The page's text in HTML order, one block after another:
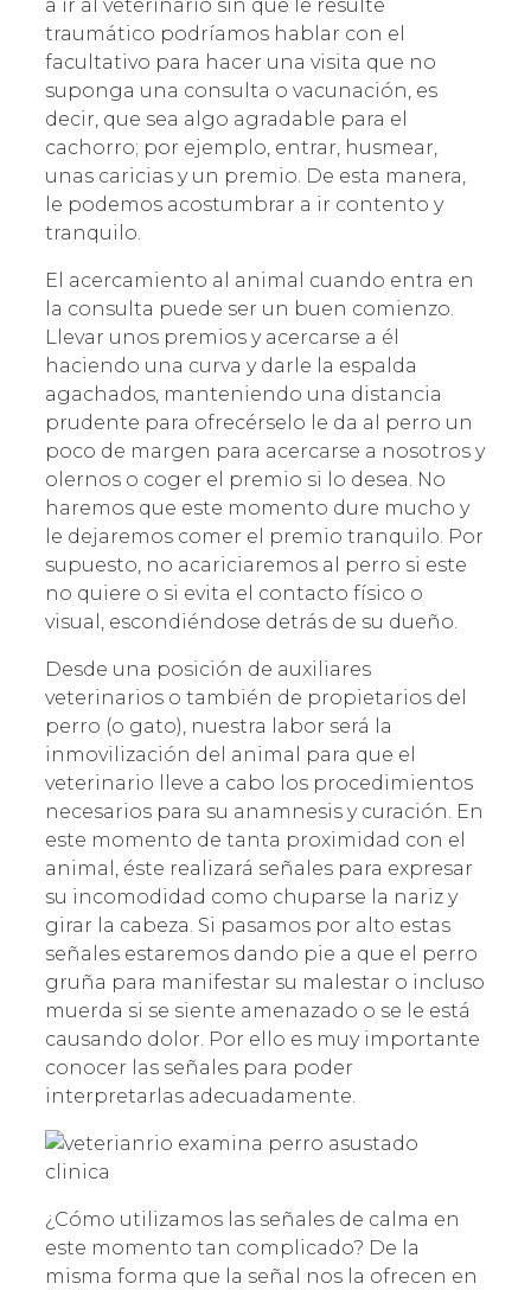
a ir al veterinario sin que le resulte
traumático podríamos hablar con el
facultativo para hacer una visita que no
suponga una consulta o vacunación, es
decir, que sea algo agradable para el
cachorro; por ejemplo, entrar, husmear,
unas caricias y un premio. De esta manera,
le podemos acostumbrar a ir contento y
tranquilo.
El acercamiento al animal cuando entra en
la consulta puede ser un buen comienzo.
Llevar unos premios y acercarse a él
haciendo una curva y darle la espalda
agachados, manteniendo una distancia
prudente para ofrecérselo le da al perro un
poco de margen para acercarse a nosotros y
olernos o coger el premio si lo desea. No
haremos que este momento dure mucho y
le dejaremos comer el premio tranquilo. Por
supuesto, no acariciaremos al perro si este
no quiere o si evita el contacto físico o
visual, escondiéndose detrás de su dueño.
Desde una posición de auxiliares
veterinarios o también de propietarios del
perro (o gato), nuestra labor será la
inmovilización del animal para que el
veterinario lleve a cabo los procedimientos
necesarios para su anamnesis y curación. En
este momento de tanta proximidad con el
animal, éste realizará señales para expresar
su incomodidad como chuparse la nariz y
girar la cabeza. Si pasamos por alto estas
señales estaremos dando pie a que el perro
gruña para manifestar su malestar o incluso
muerda si se siente amenazado o se le está
causando dolor. Por ello es muy importante
conocer las señales para poder
interpretarlas adecuadamente.
¿Cómo utilizamos las señales de calma en
este momento tan complicado? De la
misma forma que la señal nos la ofrecen en